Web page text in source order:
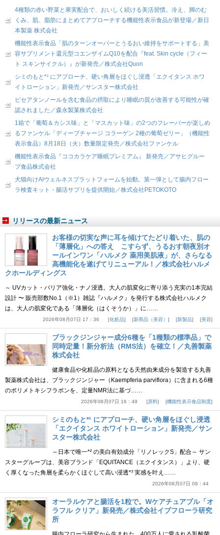
4種類の赤い野菜と果実配合で、おいしく続ける美活習慣。冷え、脚のむ
くみ、肌、脂肪にまとめてアプローチする機能性表示食品が新登場／新日
本製薬 株式会社
機能性表示食品「肌のターンオーバーとうるおい維持をサポートする」美
容サプリメント還元型コエンザイムQ10を配合『feat. Skin cycle（フィー
ト スキンサイクル）』が新発売／株式会社Quon
シミのもと*¹ にアプローチ、硬い角層をほぐし浸透「エクイタンス ホワ
イトローション」新発売／サンスター株式会社
ピセアタンノールを含む食品の摂取により睡眠の質が改善する可能性が確
認されました／森永製菓株式会社
1箱で「葡萄＆カシス味」と「マスカット味」の2つのフレーバーが楽しめ
るファンケル「ディープチャージ コラーゲン 2種の葡萄ゼリー」（機能性
表示食品）8月18日（火）数量限定発売／株式会社ファンケル
機能性表示食品『ココカラケア睡眠プレミアム』 新発売／アサヒグルー
プ食品株式会社
犬猫向けAIウェルネスプラットフォームを始動。第一弾として腸内フロー
ラ検査キット・腸活サプリを提供開始／株式会社PETOKOTO
リリースの最新ニュース
お客様の切実な声に耳を傾けてたどり着いた、肌の
「薄層化」への答え こすらず、うるおす朝夜別オ
ールインワン「ハルメク 薬用美肌液」が、さらなる
高機能化を遂げてリニューアル！／株式会社ハルメ
クホールディングス
～ UVカット・バリア強化・ナノ浸透。大人の肌変化に寄り添う充実の1本完結
設計 〜 販売部数No.1（※1）雑誌『ハルメク』を発行する株式会社ハルメク
は、大人の肌変化である「薄層化（はくそうか）」に……
2026年08月07日 17：36 化粧品 新商品（美容） 新製品 美容
ブラックジンジャー成分6種を「1種類の標準品」で
同時定量！新分析法（RMS法）を確立！／丸善製薬
株式会社
健康食品や化粧品の原料となる天然由来成分を製造する丸善
製薬株式会社は、ブラックジンジャー（Kaempferia parviflora）に含まれる6種
のポリメトキシフラボンを、定量NMR法に基づ……
2026年08月07日 16：49 原料 機能性表示食品制度
シミのもと*¹ にアプローチ、硬い角層をほぐし浸透
「エクイタンス ホワイトローション」新発売／サン
スター株式会社
～日本で唯一*² の美白有効成分「リノレックS」配合～ サン
スターグループは、美容ブランド「EQUITANCE（エクイタンス）」より、硬
く厚くなった角層を柔らかくほぐして高い浸透*³ 実感を叶え……
2026年08月07日 09：44
オーラルケアと腸活を1粒で。Wケアチュアブル「オ
ラフル クリア」新発売／株式会社イブフローラ研究
所